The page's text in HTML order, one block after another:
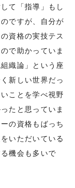
て「指導」もし
ですが、自分が
資格の実技テス
で助かっていま
織論」という座
新しい世界だっ
ことを学べ視野
たと思っていま
の資格もばっち
いただいている
機会も多いで